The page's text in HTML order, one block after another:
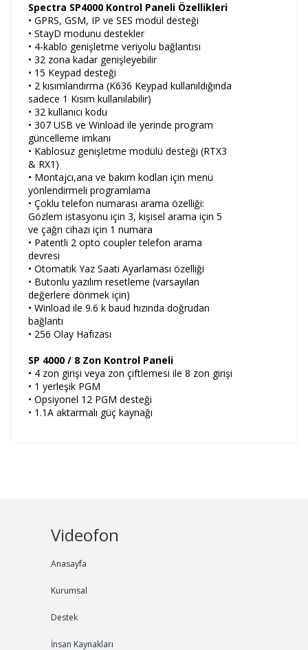
Spectra SP4000 Kontrol Paneli Özellikleri
• GPRS, GSM, IP ve SES modül desteği
• StayD modunu destekler
• 4-kablo genişletme veriyolu bağlantısı
• 32 zona kadar genişleyebilir
• 15 Keypad desteği
• 2 kısımlandırma (K636 Keypad kullanıldığında
sadece 1 Kısım kullanılabilir)
• 32 kullanıcı kodu
• 307 USB ve Winload ile yerinde program
güncelleme imkanı
• Kablosuz genişletme modülü desteği (RTX3
& RX1)
• Montajcı,ana ve bakım kodları için menü
yönlendirmeli programlama
• Çoklu telefon numarası arama özelliği:
Gözlem istasyonu için 3, kişisel arama için 5
ve çağrı cihazı için 1 numara
• Patentli 2 opto coupler telefon arama
devresi
• Otomatik Yaz Saati Ayarlaması özelliği
• Butonlu yazılım resetleme (varsayılan
değerlere dönmek için)
• Winload ile 9.6 k baud hızında doğrudan
bağlantı
• 256 Olay Hafızası
SP 4000 / 8 Zon Kontrol Paneli
• 4 zon girişi veya zon çiftlemesi ile 8 zon girişi
• 1 yerleşik PGM
• Opsiyonel 12 PGM desteği
• 1.1A aktarmalı güç kaynağı
Videofon
Anasayfa
Kurumsal
Destek
İnsan Kaynakları